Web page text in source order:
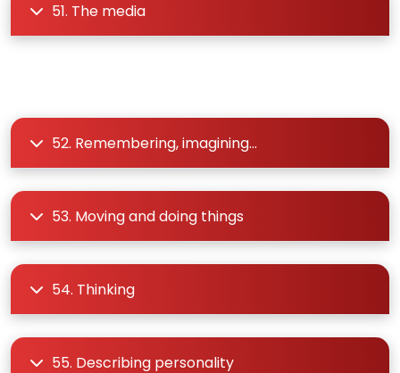
51. The media
52. Remembering, imagining...
53. Moving and doing things
54. Thinking
55. Describing personality